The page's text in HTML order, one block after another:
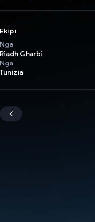
Ekipi
Nga
Riadh Gharbi
Nga
Tunizia